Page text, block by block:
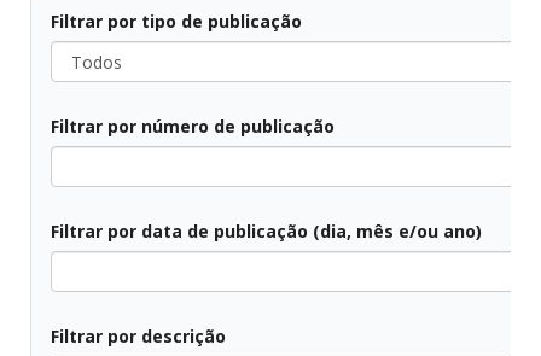
Filtrar por tipo de publicação
Filtrar por número de publicação
Filtrar por data de publicação (dia, mês e/ou ano)
Filtrar por descrição